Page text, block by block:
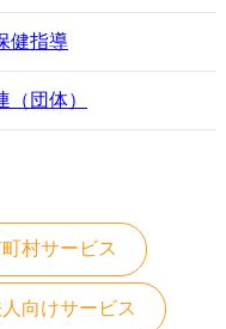
健指導
（団体）
村サービス
向けサービス